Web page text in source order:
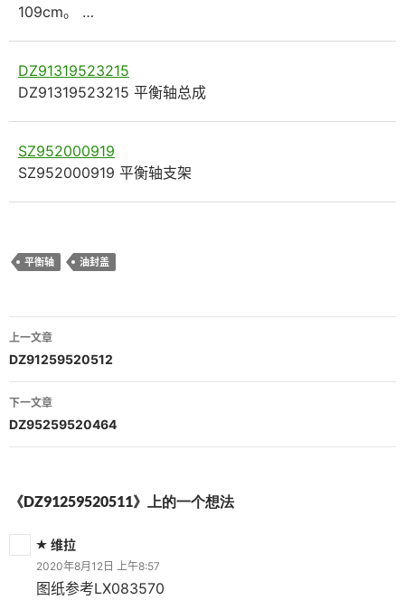
109cm。 …
DZ91319523215
DZ91319523215 平衡轴总成
SZ952000919
SZ952000919 平衡轴支架
平衡轴 油封盖
文
章
导
航
上一文章
DZ91259520512
下一文章
DZ95259520464
《DZ91259520511》上的一个想法
维拉
2020年8月12日 上午8:57
图纸参考LX083570